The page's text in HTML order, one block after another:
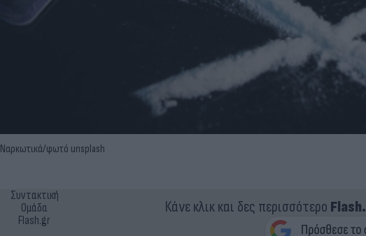
Ναρκωτικά/φωτό unsplash
Συντακτική
Ομάδα
Flash.gr
Κάνε κλικ και δες περισσότερο